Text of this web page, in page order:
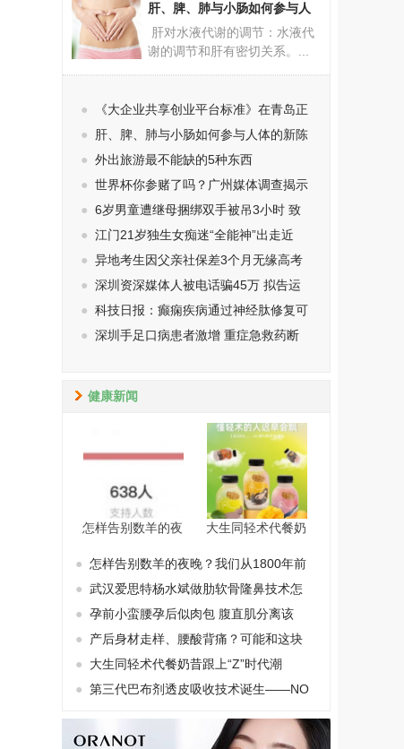
肝、脾、肺与小肠如何参与人
肝对水液代谢的调节：水液代
谢的调节和肝有密切关系。...
●
《大企业共享创业平台标准》在青岛正
●
肝、脾、肺与小肠如何参与人体的新陈
● 外出旅游最不能缺的5种东西
● 世界杯你参赌了吗？广州媒体调查揭示
● 6岁男童遭继母捆绑双手被吊3小时 致
● 江门21岁独生女痴迷“全能神”出走近
● 异地考生因父亲社保差3个月无缘高考
● 深圳资深媒体人被电话骗45万 拟告运
● 科技日报：癫痫疾病通过神经肽修复可
● 深圳手足口病患者激增 重症急救药断
健康新闻
怎样告别数羊的夜 大生同轻术代餐奶
● 怎样告别数羊的夜晚？我们从1800年前
● 武汉爱思特杨水斌做肋软骨隆鼻技术怎
● 孕前小蛮腰孕后似肉包 腹直肌分离该
●
产后身材走样、腰酸背痛？可能和这块
●
大生同轻术代餐奶昔跟上“Z”时代潮
● 第三代巴布剂透皮吸收技术诞生——NO